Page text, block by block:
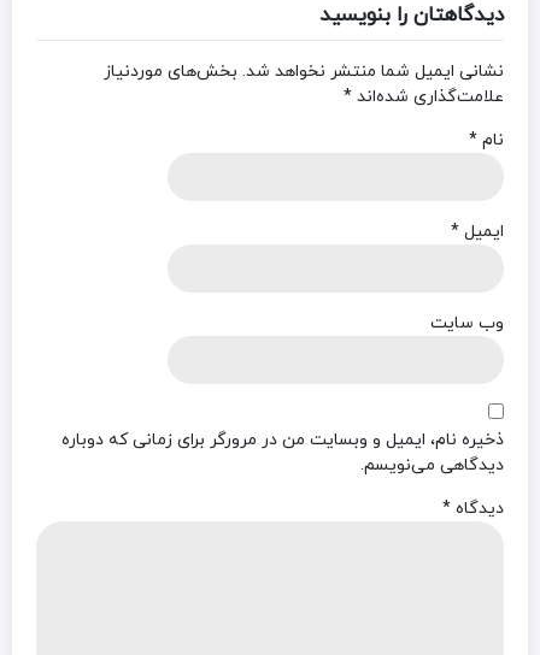
دیدگاهتان را بنویسید
نشانی ایمیل شما منتشر نخواهد شد. بخش‌های موردنیاز
علامت‌گذاری شده‌اند *
نام *
ایمیل *
وب‌ سایت
ذخیره نام، ایمیل و وبسایت من در مرورگر برای زمانی که دوباره
دیدگاهی می‌نویسم.
دیدگاه *